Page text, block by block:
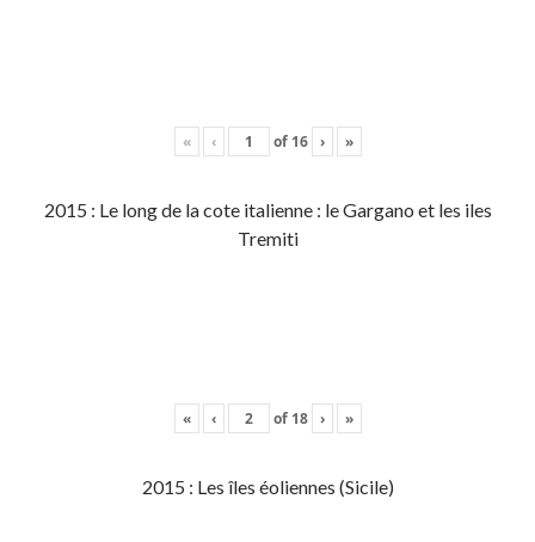
« ‹ of 16 › »
2015 : Le long de la cote italienne : le Gargano et les iles
Tremiti
« ‹ of 18 › »
2015 : Les îles éoliennes (Sicile)